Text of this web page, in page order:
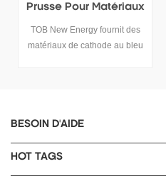
Prusse Pour Matériaux
De Cathode De
Batterie Sodium-Ion
TOB New Energy fournit des
matériaux de cathode au bleu
BESOIN D'AIDE
HOT TAGS